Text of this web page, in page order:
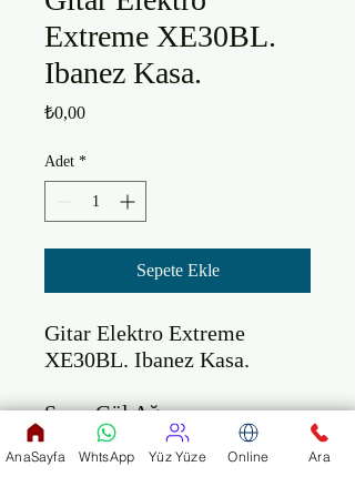
Extreme XE30BL.
Ibanez Kasa.
₺0,00Fiyat
Adet *
Sepete Ekle
Gitar Elektro Extreme
XE30BL. Ibanez Kasa.
Sap : Gül Ağacı
Manyetikler: 2 X tekli
(single) MANYETIK ve 1
AnaSayfa WhtsApp Yüz Yüze Online Ara